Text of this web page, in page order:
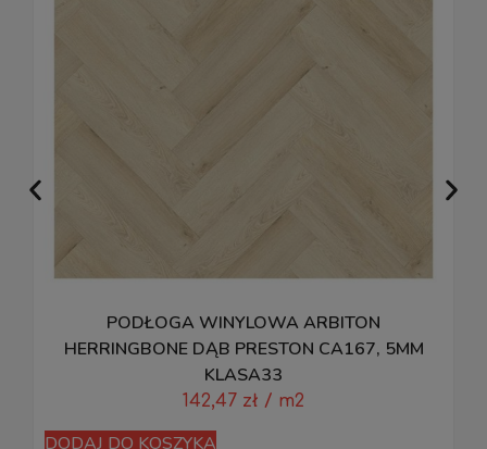
PODŁOGA WINYLOWA ARBITON
HERRINGBONE DĄB PRESTON CA167, 5MM
KLASA33
142,47 zł / m2
DODAJ DO KOSZYKA